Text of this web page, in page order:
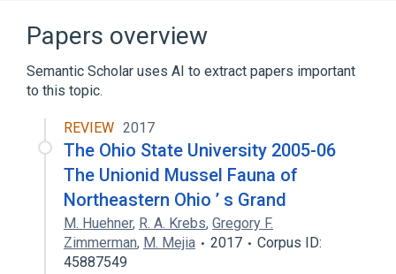
Papers overview
Semantic Scholar uses AI to extract papers important
to this topic.
REVIEW 2017
The Ohio State University 2005-06
The Unionid Mussel Fauna of
Northeastern Ohio ’ s Grand
M. Huehner, R. A. Krebs, Gregory F.
Zimmerman, M. Mejia 2017
Corpus ID:
45887549